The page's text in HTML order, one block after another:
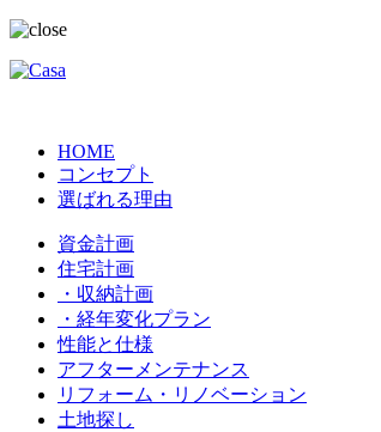
HOME
コンセプト
選ばれる理由
資金計画
住宅計画
・収納計画
・経年変化プラン
性能と仕様
アフターメンテナンス
リフォーム・リノベーション
土地探し